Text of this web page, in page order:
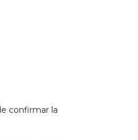
confirmar la